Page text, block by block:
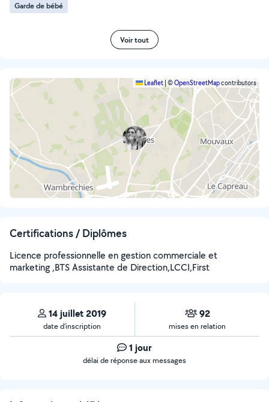
Garde de bébé
Voir tout
Leaflet ©OpenStreetMapcontributors
Certifications / Diplômes
Licence professionnelle en gestion commerciale et
marketing ,BTS Assistante de Direction,LCCI,First
14 juillet 2019
date d’inscription
92
mises en relation
1 jour
délai de réponse aux messages